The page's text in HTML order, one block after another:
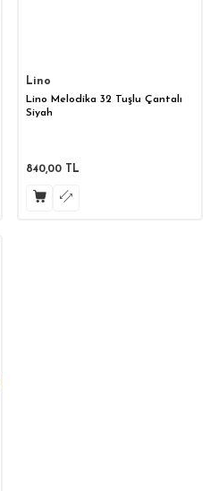
Lino
Lino Melodika 32 Tuşlu Çantalı
Siyah
840,00 TL